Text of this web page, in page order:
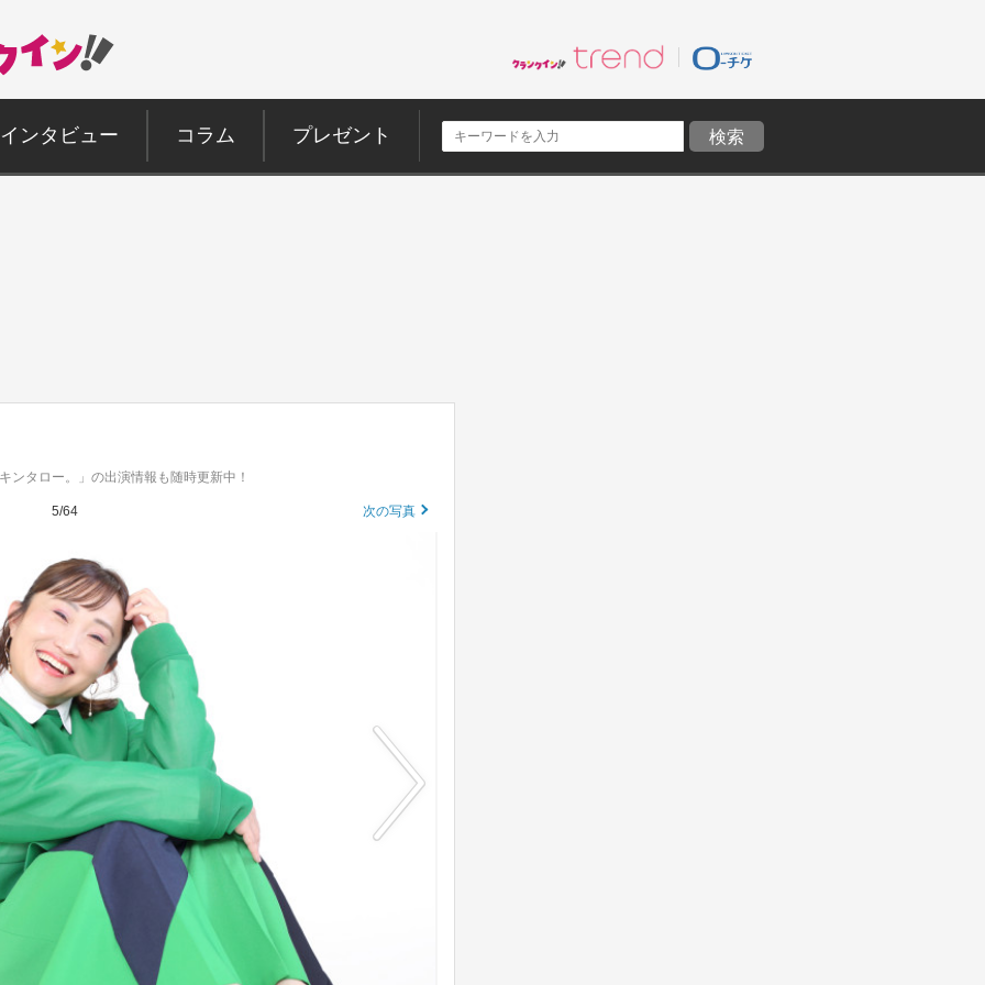
インタビュー コラム プレゼント
ンタロー。」の出演情報も随時更新中！
5/64 次の写真